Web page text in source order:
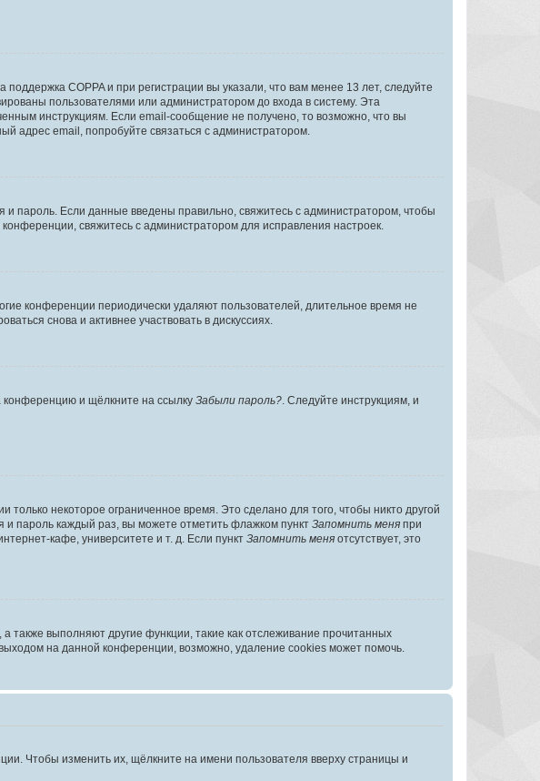
COPPA и при регистрации вы указали, что вам менее 13 лет, следуйте
пользователями или администратором до входа в систему. Эта
инструкциям. Если email-сообщение не получено, то возможно, что вы
адрес email, попробуйте связаться с администратором.
пароль. Если данные введены правильно, свяжитесь с администратором, чтобы
свяжитесь с администратором для исправления настроек.
конференции периодически удаляют пользователей, длительное время не
снова и активнее участвовать в дискуссиях.
конференцию и щёлкните на ссылку Забыли пароль? . Следуйте инструкциям, и
только некоторое ограниченное время. Это сделано для того, чтобы никто другой
и пароль каждый раз, вы можете отметить флажком пункт Запомнить меня при
кафе, университете и т. д. Если пункт Запомнить меня отсутствует, это
выполняют другие функции, такие как отслеживание прочитанных
на данной конференции, возможно, удаление cookies может помочь.
Чтобы изменить их, щёлкните на имени пользователя вверху страницы и